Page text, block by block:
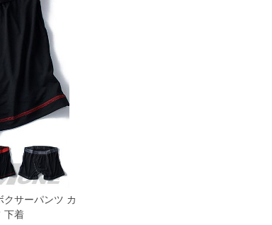
最大限に努めておりますが、もしあった場合速やかにご連絡させて頂き
クサーパンツ カ
下着